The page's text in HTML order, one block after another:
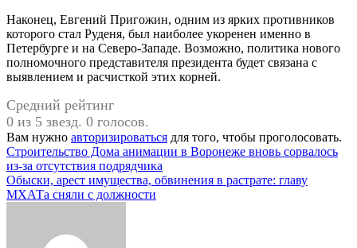
Наконец, Евгений Пригожин, одним из ярких противников
которого стал Руденя, был наиболее укоренен именно в
Петербурге и на Северо-Западе. Возможно, политика нового
полномочного представителя президента будет связана с
выявлением и расчисткой этих корней.
Средний рейтинг
0 из 5 звезд. 0 голосов.
Вам нужно авторизироваться для того, чтобы проголосовать.
Навигация
по
записям
Строительство Дома анимации в Воронеже вновь сорвалось
из-за отсутствия подрядчика
Обыски, арест имущества, обвинения в растрате: главу
МХАТа сняли с должности